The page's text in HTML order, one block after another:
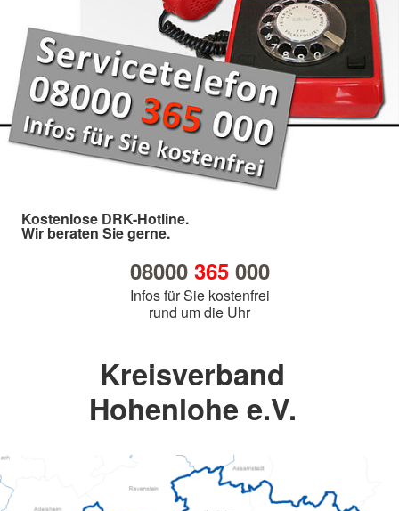
Kostenlose DRK-Hotline.
Wir beraten Sie gerne.
08000 365000
Infos für Sie kostenfrei
rund um die Uhr
Kreisverband
Hohenlohe e.V.